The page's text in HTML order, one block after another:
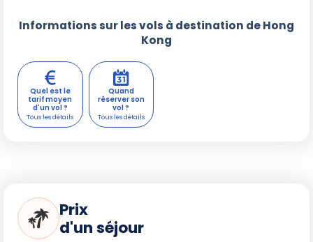
Informations sur les vols à destination de Hong
Kong
Quel est le
tarif moyen
d'un vol ?
Quand
réserver son
vol ?
Prix
d'un séjour